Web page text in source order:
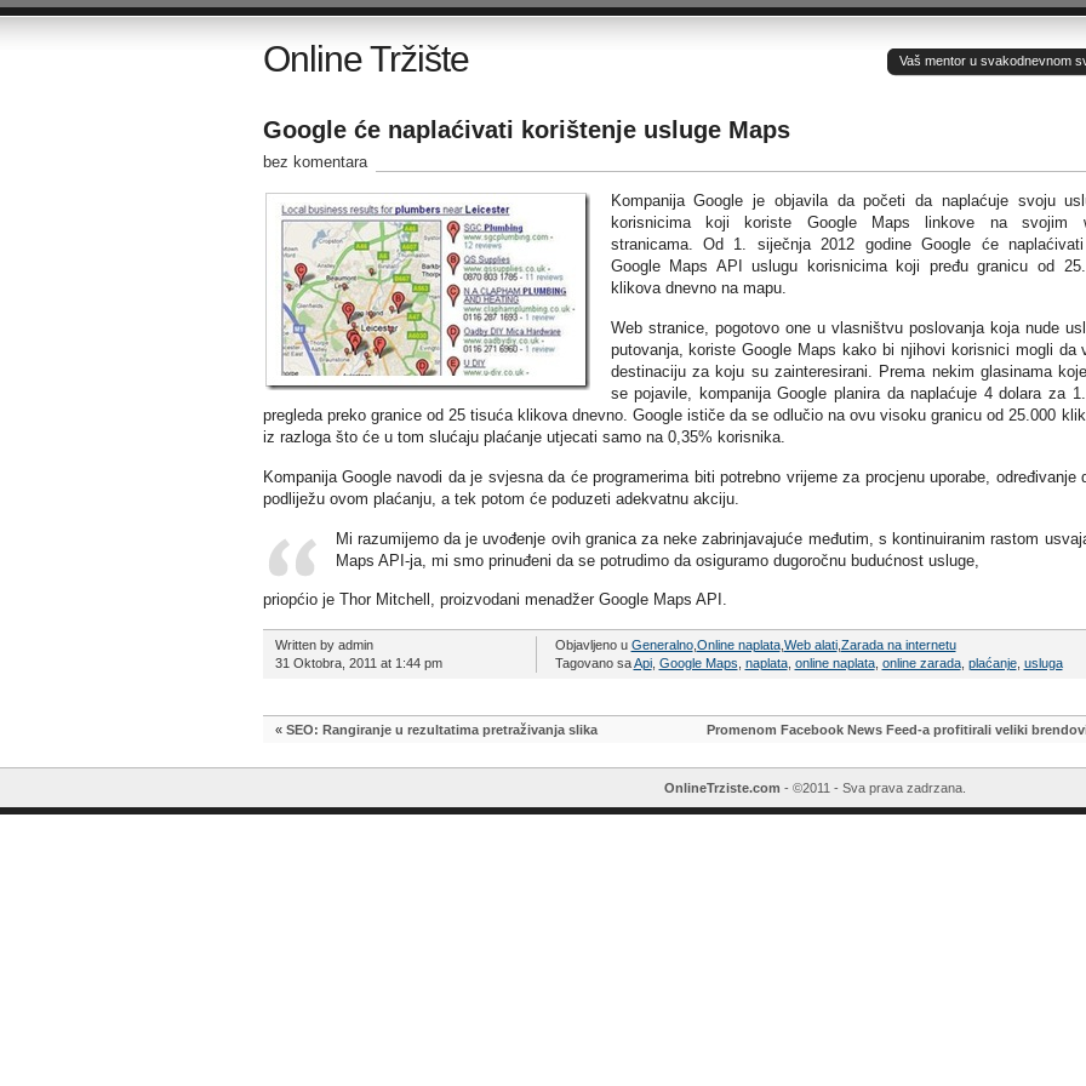
Online Tržište Vaš mentor u svakodnevnom
Google će naplaćivati korištenje usluge Maps
bez komentara
Kompanija Google je objavila da početi da naplaćuje svoju
korisnicima koji koriste Google Maps linkove na svojim
stranicama. Od 1. siječnja 2012 godine Google će
Google Maps API uslugu korisnicima koji pređu granicu od
klikova dnevno na mapu.
Web stranice, pogotovo one u vlasništvu poslovanja koja nude
putovanja, koriste Google Maps kako bi njihovi korisnici mogli da
destinaciju za koju su zainteresirani. Prema nekim glasinama
se pojavile, kompanija Google planira da naplaćuje 4 dolara za
pregleda preko granice od 25 tisuća klikova dnevno. Google ističe da se odlučio na ovu visoku granicu od 25.000
iz razloga što će u tom slućaju plaćanje utjecati samo na 0,35% korisnika.
Kompanija Google navodi da je svjesna da će programerima biti potrebno vrijeme za procjenu uporabe, određivanje
podliježu ovom plaćanju, a tek potom će poduzeti adekvatnu akciju.
Mi razumijemo da je uvođenje ovih granica za neke zabrinjavajuće međutim, s kontinuiranim rastom
Maps API-ja, mi smo prinuđeni da se potrudimo da osiguramo dugoročnu budućnost usluge,
priopćio je Thor Mitchell, proizvodani menadžer Google Maps API.
Written by admin
31 Oktobra, 2011 at 1:44 pm
Objavljeno u Generalno, Online naplata, Web alati, Zarada na internetu
Tagovano saApi, Google Maps naplata, online naplata, online zarada, plaćanje, usluga
« SEO: Rangiranje u rezultatima pretraživanja slika Promenom Facebook News Feed-a profitirali veliki
OnlineTrziste.com - ©2011 - Sva prava zadrzana.